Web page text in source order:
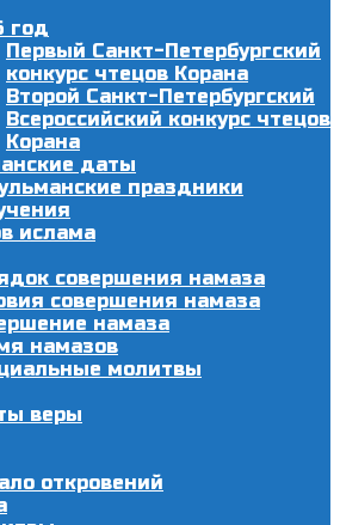
год
Первый Санкт-Петербургский
конкурс чтецов Корана
Второй Санкт-Петербургский
Всероссийский конкурс чтецов
Корана
даты
праздники
ислама
совершения намаза
совершения намаза
намаза
намазов
молитвы
веры
откровений